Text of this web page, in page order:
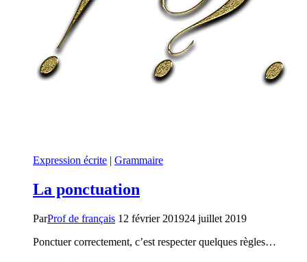
Expression écrite | Grammaire
La ponctuation
ParProf de français 12 février 201924 juillet 2019
Ponctuer correctement, c’est respecter quelques règles…